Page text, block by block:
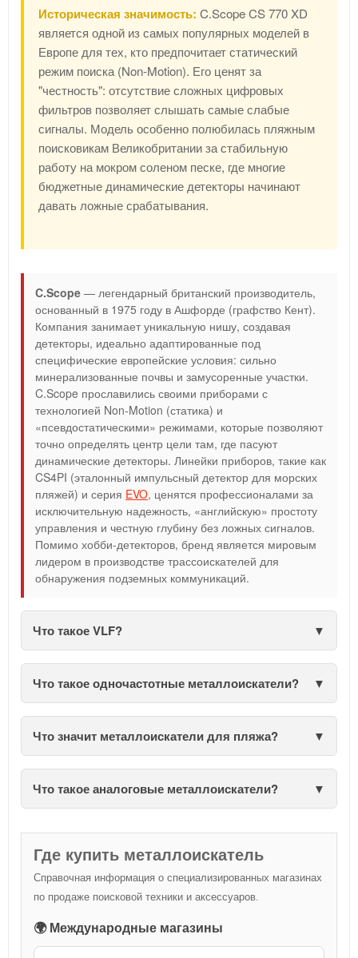
Историческая значимость: C.Scope CS 770 XD
является одной из самых популярных моделей в
Европе для тех, кто предпочитает статический
режим поиска (Non-Motion). Его ценят за
"честность": отсутствие сложных цифровых
фильтров позволяет слышать самые слабые
сигналы. Модель особенно полюбилась пляжным
поисковикам Великобритании за стабильную
работу на мокром соленом песке, где многие
бюджетные динамические детекторы начинают
давать ложные срабатывания.
C.Scope — легендарный британский производитель,
основанный в 1975 году в Ашфорде (графство Кент).
Компания занимает уникальную нишу, создавая
детекторы, идеально адаптированные под
специфические европейские условия: сильно
минерализованные почвы и замусоренные участки.
C.Scope прославились своими приборами с
технологией Non-Motion (статика) и
«псевдостатическими» режимами, которые позволяют
точно определять центр цели там, где пасуют
динамические детекторы. Линейки приборов, такие как
CS4PI (эталонный импульсный детектор для морских
пляжей) и серия EVO, ценятся профессионалами за
исключительную надежность, «английскую» простоту
управления и честную глубину без ложных сигналов.
Помимо хобби-детекторов, бренд является мировым
лидером в производстве трассоискателей для
обнаружения подземных коммуникаций.
Что такое VLF?
Что такое одночастотные металлоискатели?
Что значит металлоискатели для пляжа?
Что такое аналоговые металлоискатели?
Где купить металлоискатель
Справочная информация о специализированных магазинах
по продаже поисковой техники и аксессуаров.
🌍 Международные магазины